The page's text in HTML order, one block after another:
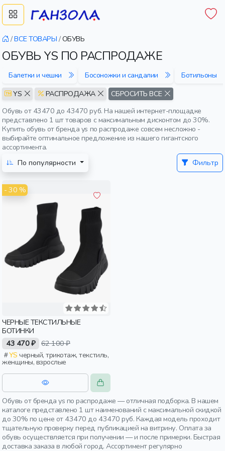
/ВСЕ ТОВАРЫ /ОБУВЬ
ОБУВЬ YS ПО РАСПРОДАЖЕ
Балетки и чешки Босоножки и сандалии
Ботильоны
YS
РАСПРОДАЖА
СБРОСИТЬ ВСЕ
Обувь от 43470 до 43470 руб. На нашей интернет-площадке
представлено 1 шт товаров с максимальным дисконтом до 30%.
Купить обувь от бренда ys по распродаже совсем несложно -
выбирайте оптимальное предложение из нашего гигантского
ассортимента.
По популярности
Фильтр
- 30 %
ЧЕРНЫЕ ТЕКСТИЛЬНЫЕ
БОТИНКИ
43 470 ₽ 62 100 ₽
YS черный, трикотаж, текстиль,
женщины, взрослые
Обувь от бренда ys по распродаже — отличная подборка. В нашем
каталоге представлено 1 шт наименований с максимальной скидкой
до 30% по цене от 43470 до 43470 руб. Каждая модель проходит
тщательную проверку перед публикацией на витрину. Оплата за
обувь осуществляется при получении — и после примерки. Быстрая
доставка заказа в любой город. Ассортимент регулярно